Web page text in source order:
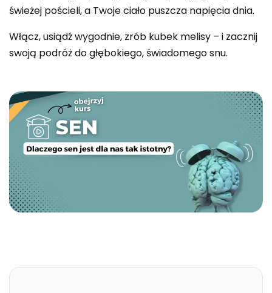
świeżej pościeli, a Twoje ciało puszcza napięcia dnia.
Włącz, usiądź wygodnie, zrób kubek melisy – i zacznij
swoją podróż do głębokiego, świadomego snu.